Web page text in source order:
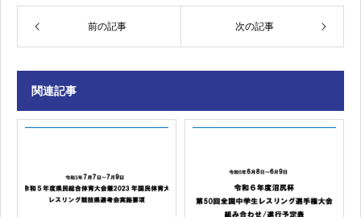
前の記事 次の記事
関連記事